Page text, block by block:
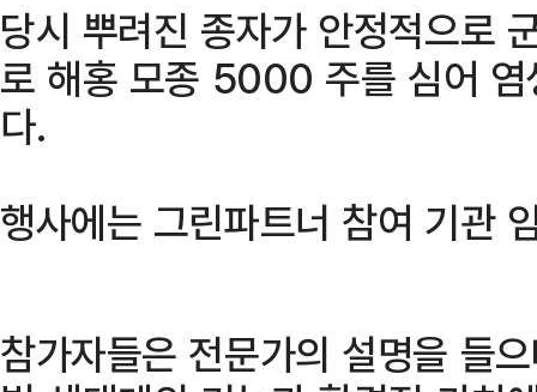
당시 뿌려진 종자가 안정적으로
로 해홍 모종 5000 주를 심어 염
다.
행사에는 그린파트너 참여 기관
참가자들은 전문가의 설명을 들